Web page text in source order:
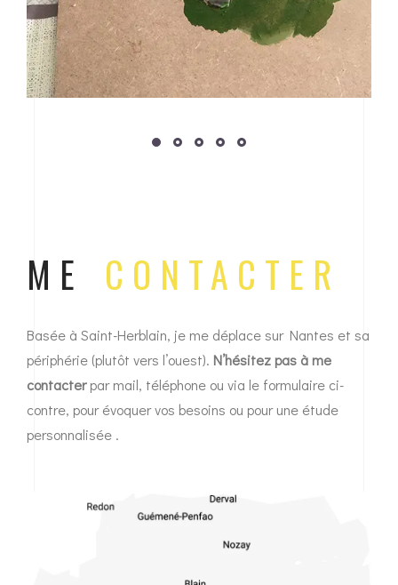
ME CONTACTER
Basée à Saint-Herblain, je me déplace sur Nantes et sa
périphérie (plutôt vers l’ouest). N’hésitez pas à me
contacterpar mail, téléphone ou via le formulaire ci-
contre, pour évoquer vos besoins ou pour une étude
personnalisée .